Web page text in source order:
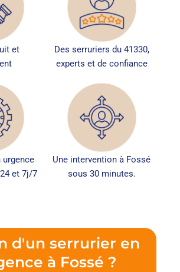
et
Des serruriers du 41330,
experts et de confiance
urgence
et 7j/7
Une intervention à Fossé
sous 30 minutes.
d'un serrurier en
à Fossé ?